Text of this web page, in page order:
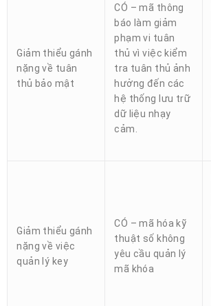
Giảm thiểu gánh
nặng về tuân
thủ bảo mật
CÓ – mã thông
báo làm giảm
phạm vi tuân
thủ vì việc kiểm
tra tuân thủ ảnh
hưởng đến các
hệ thống lưu trữ
dữ liệu nhạy
cảm.
Giảm thiểu gánh
nặng về việc
quản lý key
CÓ – mã hóa kỹ
thuật số không
yêu cầu quản lý
mã khóa